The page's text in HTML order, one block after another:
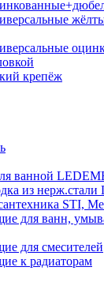
крепёж
ванной
из нерж.стали
STI,
для ванн,
для смесителей
к радиаторам